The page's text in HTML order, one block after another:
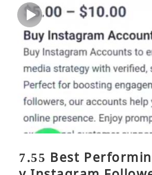
7.55 Best